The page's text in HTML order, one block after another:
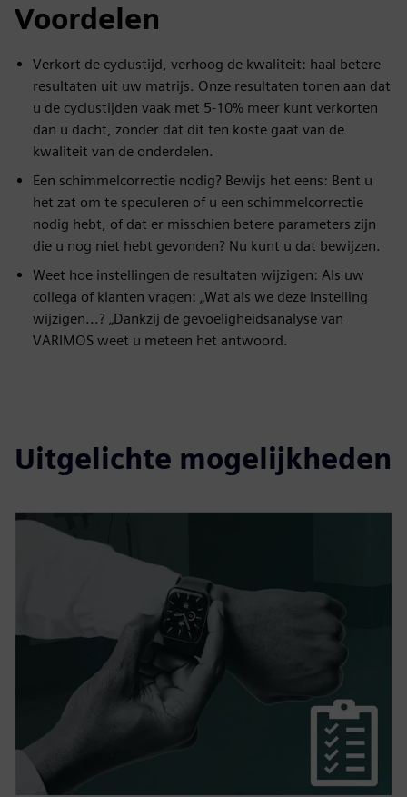
Voordelen
Verkort de cyclustijd, verhoog de kwaliteit: haal betere
resultaten uit uw matrijs. Onze resultaten tonen aan dat
u de cyclustijden vaak met 5-10% meer kunt verkorten
dan u dacht, zonder dat dit ten koste gaat van de
kwaliteit van de onderdelen.
Een schimmelcorrectie nodig? Bewijs het eens: Bent u
het zat om te speculeren of u een schimmelcorrectie
nodig hebt, of dat er misschien betere parameters zijn
die u nog niet hebt gevonden? Nu kunt u dat bewijzen.
Weet hoe instellingen de resultaten wijzigen: Als uw
collega of klanten vragen: „Wat als we deze instelling
wijzigen...? „Dankzij de gevoeligheidsanalyse van
VARIMOS weet u meteen het antwoord.
Uitgelichte mogelijkheden